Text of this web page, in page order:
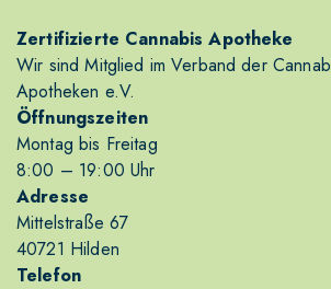
Zertifizierte Cannabis Apotheke
Wir sind Mitglied im Verband der
Apotheken e.V.
Öffnungszeiten
Montag bis Freitag
8:00 – 19:00 Uhr
Adresse
Mittelstraße 67
40721 Hilden
Telefon